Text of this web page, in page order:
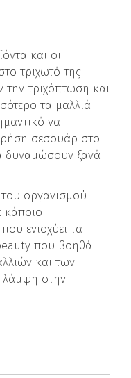
και οι
τριχωτό της
την τριχόπτωση και
τα μαλλιά
να
σεσουάρ στο
δυναμώσουν ξανά
οργανισμού
κάποιο
ενισχύει τα
που βοηθά
και των
λάμψη στην